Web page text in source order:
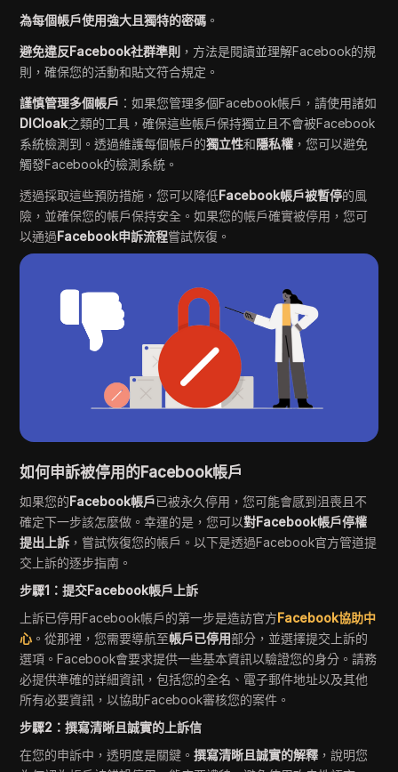
為每個帳戶使用強大且獨特的密碼 。
避免違反Facebook社群準則 ，方法是閱讀並理解Facebook的規
則，確保您的活動和貼文符合規定。
謹慎管理多個帳戶 ：如果您管理多個Facebook帳戶，請使用諸如
DICloak之類的工具，確保這些帳戶保持獨立且不會被Facebook
系統檢測到。透過維護每個帳戶的獨立性和隱私權 ，您可以避免
觸發Facebook的檢測系統。
透過採取這些預防措施，您可以降低Facebook帳戶被暫停的風
險，並確保您的帳戶保持安全。如果您的帳戶確實被停用，您可
以通過Facebook申訴流程嘗試恢復。
如何申訴被停用的Facebook帳戶
如果您的Facebook帳戶已被永久停用，您可能會感到沮喪且不
確定下一步該怎麼做。幸運的是，您可以對Facebook帳戶停權
提出上訴 ，嘗試恢復您的帳戶。以下是透過Facebook官方管道提
交上訴的逐步指南。
步驟1：提交Facebook帳戶上訴
上訴已停用Facebook帳戶的第一步是造訪官方Facebook協助中
心 。從那裡，您需要導航至帳戶已停用部分，並選擇提交上訴的
選項。Facebook會要求提供一些基本資訊以驗證您的身分。請務
必提供準確的詳細資訊，包括您的全名、電子郵件地址以及其他
所有必要資訊，以協助Facebook審核您的案件。
步驟2：撰寫清晰且誠實的上訴信
在您的申訴中，透明度是關鍵。撰寫清晰且誠實的解釋 ，說明您